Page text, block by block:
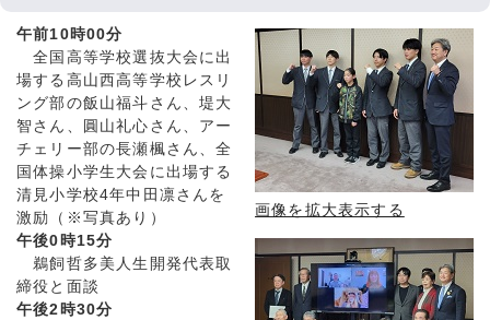
画像を拡大表示する
午前10時00分
全国高等学校選抜大会に出
場する高山西高等学校レスリ
ング部の飯山福斗さん、堤大
智さん、圓山礼心さん、アー
チェリー部の長瀬楓さん、全
国体操小学生大会に出場する
清見小学校4年中田凛さんを
激励（※写真あり）
午後0時15分
鵜飼哲多美人生開発代表取
締役と面談
午後2時30分